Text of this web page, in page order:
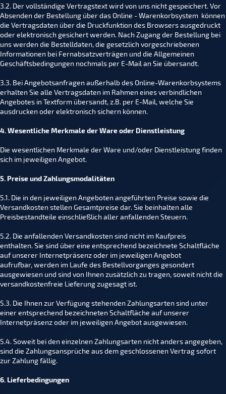
3.2. Der vollständige Vertragstext wird von uns nicht gespeichert. Vor
Absenden der Bestellung über das Online - Warenkorbsystem können
die Vertragsdaten über die Druckfunktion des Browsers ausgedruckt
oder elektronisch gesichert werden. Nach Zugang der Bestellung bei
uns werden die Bestelldaten, die gesetzlich vorgeschriebenen
Informationen bei Fernabsatzverträgen und die Allgemeinen
Geschäftsbedingungen nochmals per E-Mail an Sie übersandt.
3.3. Bei Angebotsanfragen außerhalb des Online-Warenkorbsystems
erhalten Sie alle Vertragsdaten im Rahmen eines verbindlichen
Angebotes in Textform übersandt, z.B. per E-Mail, welche Sie
ausdrucken oder elektronisch sichern können.
4. Wesentliche Merkmale der Ware oder Dienstleistung
Die wesentlichen Merkmale der Ware und/oder Dienstleistung finden
sich im jeweiligen Angebot.
5. Preise und Zahlungsmodalitäten
5.1. Die in den jeweiligen Angeboten angeführten Preise sowie die
Versandkosten stellen Gesamtpreise dar. Sie beinhalten alle
Preisbestandteile einschließlich aller anfallenden Steuern.
5.2. Die anfallenden Versandkosten sind nicht im Kaufpreis
enthalten. Sie sind über eine entsprechend bezeichnete Schaltfläche
auf unserer Internetpräsenz oder im jeweiligen Angebot
aufrufbar, werden im Laufe des Bestellvorganges gesondert
ausgewiesen und sind von Ihnen zusätzlich zu tragen, soweit nicht die
versandkostenfreie Lieferung zugesagt ist.
5.3. Die Ihnen zur Verfügung stehenden Zahlungsarten sind unter
einer entsprechend bezeichneten Schaltfläche auf unserer
Internetpräsenz oder im jeweiligen Angebot ausgewiesen.
5.4. Soweit bei den einzelnen Zahlungsarten nicht anders angegeben,
sind die Zahlungsansprüche aus dem geschlossenen Vertrag sofort
zur Zahlung fällig.
6. Lieferbedingungen